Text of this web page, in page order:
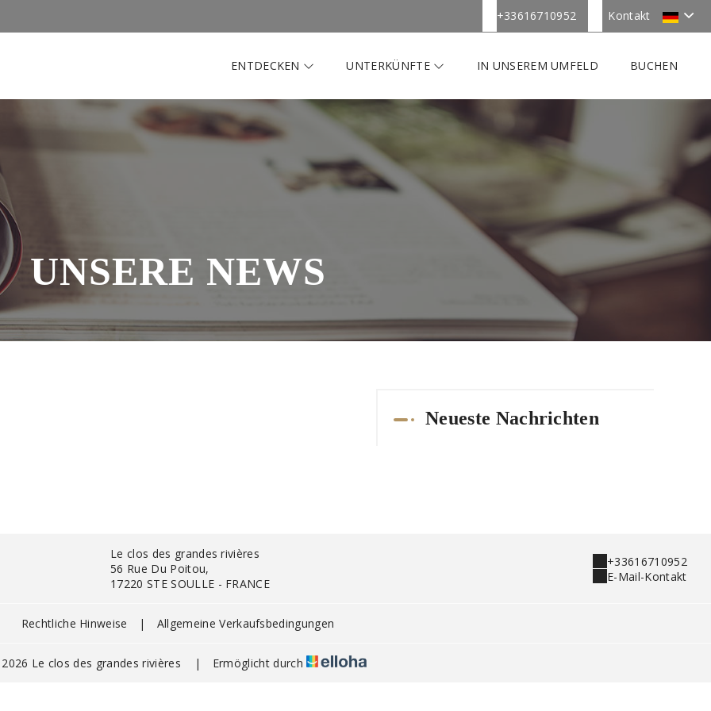
Kontakt
+33616710952
ENTDECKEN UNTERKÜNFTE IN UNSEREM UMFELD BUCHEN
UNSERE NEWS
Neueste Nachrichten
Le clos des grandes rivières
56 Rue Du Poitou,
17220 STE SOULLE - FRANCE
+33616710952
E-Mail-Kontakt
Rechtliche Hinweise | Allgemeine Verkaufsbedingungen
Le clos des grandes rivières | Ermöglicht durch